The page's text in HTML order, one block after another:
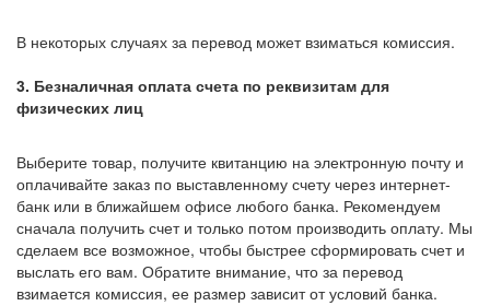
В некоторых случаях за перевод может взиматься комиссия.
3. Безналичная оплата счета по реквизитам для
физических лиц
Выберите товар, получите квитанцию на электронную почту и
оплачивайте заказ по выставленному счету через интернет-
банк или в ближайшем офисе любого банка. Рекомендуем
сначала получить счет и только потом производить оплату. Мы
сделаем все возможное, чтобы быстрее сформировать счет и
выслать его вам. Обратите внимание, что за перевод
взимается комиссия, ее размер зависит от условий банка.